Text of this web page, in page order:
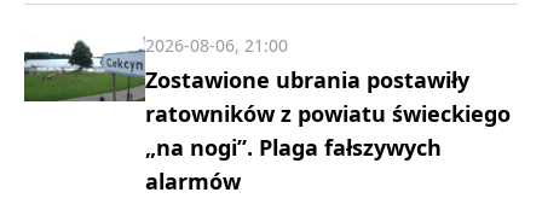
Zostawione ubrania postawiły
ratowników z powiatu świeckiego
„na nogi”. Plaga fałszywych
alarmów
2026-08-06, 21:00